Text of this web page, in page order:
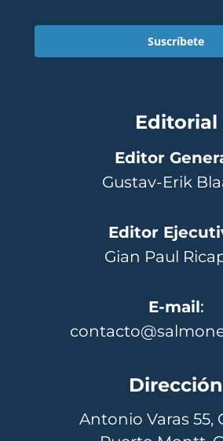
Suscríbete
Editorial
Editor
Gustav-Erik
Editor
Gian Paul
E-mail:
Dirección
Antonio Varas 55,